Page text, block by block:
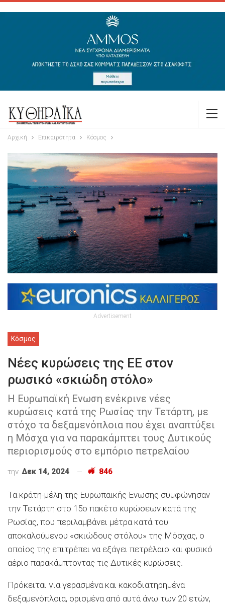
Αρχική Επικαιρότητα Κόσμος
Advertisement
Κόσμος
Νέες κυρώσεις της ΕΕ στον
ρωσικό «σκιώδη στόλο»
Η Ευρωπαϊκή Ενωση ενέκρινε νέες
κυρώσεις κατά της Ρωσίας την Τετάρτη, με
στόχο τα δεξαμενόπλοια που έχει αναπτύξει
η Μόσχα για να παρακάμπτει τους Δυτικούς
περιορισμούς στο εμπόριο πετρελαίου
την Δεκ 14, 2024 846
Τα κράτη-μέλη της Ευρωπαϊκής Ενωσης συμφώνησαν
την Τετάρτη στο 15ο πακέτο κυρώσεων κατά της
Ρωσίας, που περιλαμβάνει μέτρα κατά του
αποκαλούμενου «σκιώδους στόλου» της Μόσχας, ο
οποίος της επιτρέπει να εξάγει πετρέλαιο και φυσικό
αέριο παρακάμπτοντας τις Δυτικές κυρώσεις.
Πρόκειται για γερασμένα και κακοδιατηρημένα
δεξαμενόπλοια, ορισμένα από αυτά άνω των 20 ετών,